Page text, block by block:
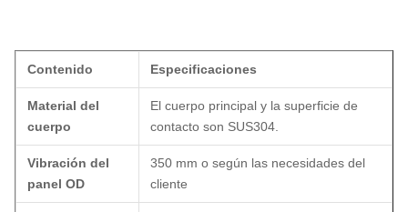
Contenido Especificaciones
Material del
cuerpo
El cuerpo principal y la superficie de
contacto son SUS304.
Vibración del
panel OD
350 mm o según las necesidades del
cliente